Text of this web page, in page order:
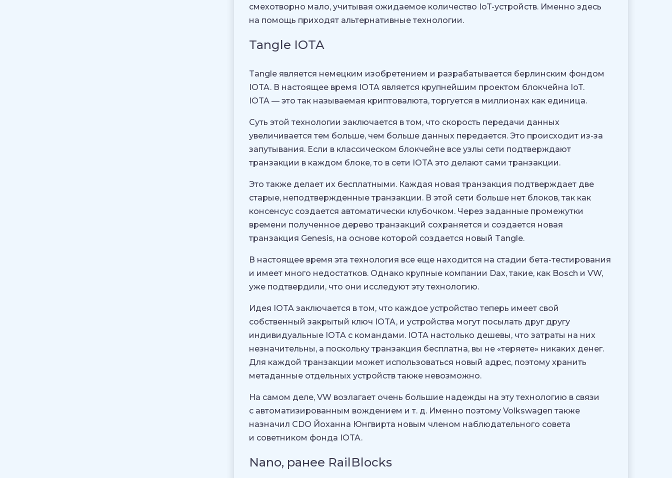
смехотворно мало, учитывая ожидаемое количество IoT-устройств. Именно здесь
на помощь приходят альтернативные технологии.
Tangle IOTA
Tangle является немецким изобретением и разрабатывается берлинским фондом
IOTA. В настоящее время IOTA является крупнейшим проектом блокчейна IoT.
IOTA — это так называемая криптовалюта, торгуется в миллионах как единица.
Суть этой технологии заключается в том, что скорость передачи данных
увеличивается тем больше, чем больше данных передается. Это происходит из-за
запутывания. Если в классическом блокчейне все узлы сети подтверждают
транзакции в каждом блоке, то в сети IOTA это делают сами транзакции.
Это также делает их бесплатными. Каждая новая транзакция подтверждает две
старые, неподтвержденные транзакции. В этой сети больше нет блоков, так как
консенсус создается автоматически клубочком. Через заданные промежутки
времени полученное дерево транзакций сохраняется и создается новая
транзакция Genesis, на основе которой создается новый Tangle.
В настоящее время эта технология все еще находится на стадии бета-тестирования
и имеет много недостатков. Однако крупные компании Dax, такие, как Bosch и VW,
уже подтвердили, что они исследуют эту технологию.
Идея IOTA заключается в том, что каждое устройство теперь имеет свой
собственный закрытый ключ IOTA, и устройства могут посылать друг другу
индивидуальные IOTA с командами. IOTA настолько дешевы, что затраты на них
незначительны, а поскольку транзакция бесплатна, вы не «теряете» никаких денег.
Для каждой транзакции может использоваться новый адрес, поэтому хранить
метаданные отдельных устройств также невозможно.
На самом деле, VW возлагает очень большие надежды на эту технологию в связи
с автоматизированным вождением и т. д. Именно поэтому Volkswagen также
назначил CDO Йоханна Юнгвирта новым членом наблюдательного совета
и советником фонда IOTA.
Nano, ранее RailBlocks